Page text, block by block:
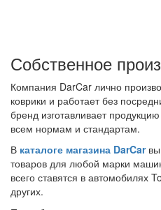
Собственное
Компания DarCar лично
коврики и работает без
бренд изготавливает
всем нормам и стандартам.
В каталоге магазина DarCarвы
товаров для любой марки
всего ставятся в автомобилях
других.